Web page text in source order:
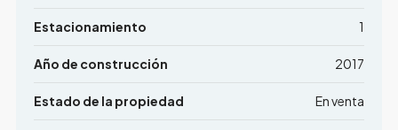
Estacionamiento 1
Año de construcción 2017
Estado de la propiedad En venta